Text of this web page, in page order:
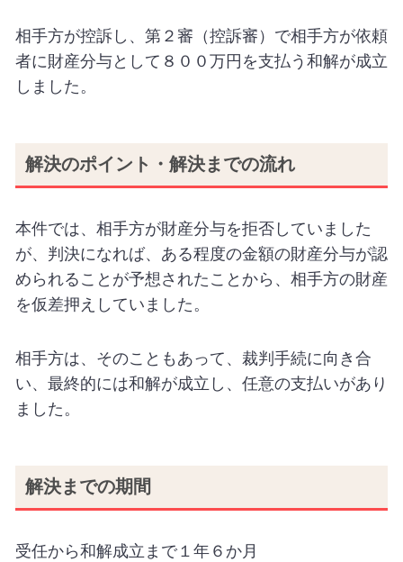
相手方が控訴し、第２審（控訴審）で相手方が依頼
者に財産分与として８００万円を支払う和解が成立
しました。
解決のポイント・解決までの流れ
本件では、相手方が財産分与を拒否していました
が、判決になれば、ある程度の金額の財産分与が認
められることが予想されたことから、相手方の財産
を仮差押えしていました。
相手方は、そのこともあって、裁判手続に向き合
い、最終的には和解が成立し、任意の支払いがあり
ました。
解決までの期間
受任から和解成立まで１年６か月